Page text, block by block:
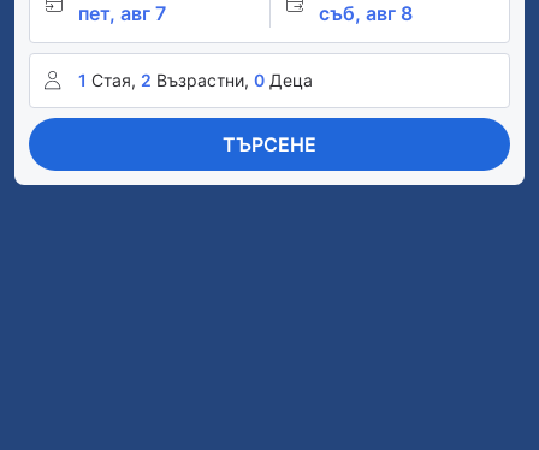
пет, авг 7 съб, авг 8
1 Стая, 2 Възрастни, 0 Деца
ТЪРСЕНЕ